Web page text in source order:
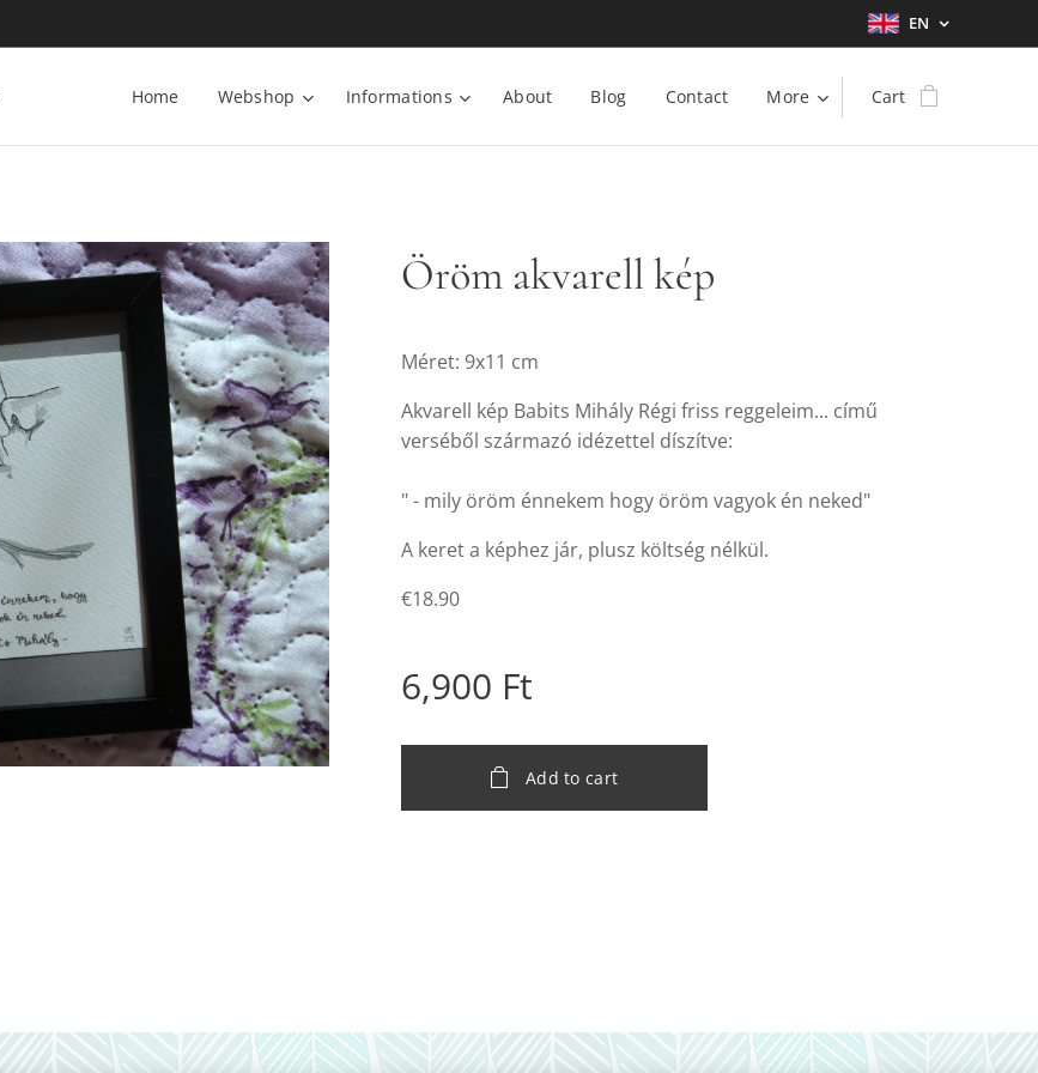
EN
Home Webshop Informations About Blog Contact More Cart
Öröm akvarell kép
Méret: 9x11 cm
Akvarell kép Babits Mihály Régi friss reggeleim... című
verséből származó idézettel díszítve:
" - mily öröm énnekem hogy öröm vagyok én neked"
A keret a képhez jár, plusz költség nélkül.
€18.90
6,900 Ft
Add to cart